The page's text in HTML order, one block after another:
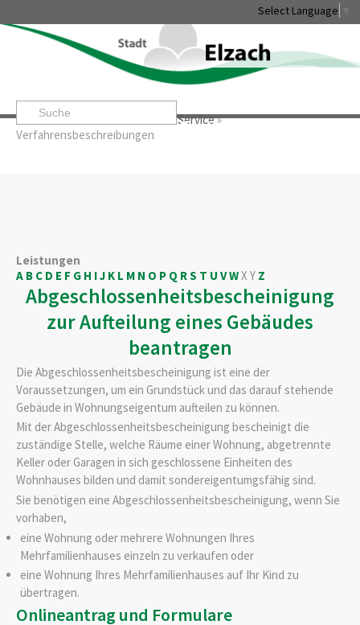
Select Language
Startseite» »Service»
Verfahrensbeschreibungen
Leben & Erleben Rathaus & Service
Leistungen
A B C D E F G H IJ K L M N O P Q RS T U VWXY Z
Abgeschlossenheitsbescheinigung
zur Aufteilung eines Gebäudes
beantragen
Die Abgeschlossenheitsbescheinigung ist eine der
Voraussetzungen, um ein Grundstück und das darauf stehende
Gebäude in Wohnungseigentum aufteilen zu können.
Mit der Abgeschlossenheitsbescheinigung bescheinigt die
zuständige Stelle, welche Räume einer Wohnung, abgetrennte
Keller oder Garagen in sich geschlossene Einheiten des
Wohnhauses bilden und damit sondereigentumgsfähig sind.
Sie benötigen eine Abgeschlossenheitsbescheinigung, wenn Sie
vorhaben,
eine Wohnung oder mehrere Wohnungen Ihres
Mehrfamilienhauses einzeln zu verkaufen oder
eine Wohnung Ihres Mehrfamilienhauses auf Ihr Kind zu
übertragen.
Onlineantrag und Formulare